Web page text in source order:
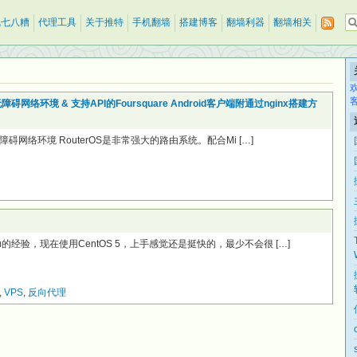
八糟 代理工具 关于推特 手机翻墙 搭建博客 翻墙利器 翻墙相关
碍网络环境 & 支持API的Foursquare Android客户端附通过nginx搭建方
碍网络环境 RouterOS是非常强大的路由系统。配合Mi […]
经验，现在使用CentOS 5，上手感觉还是挺快的，最少不会很 […]
, VPS, 反向代理